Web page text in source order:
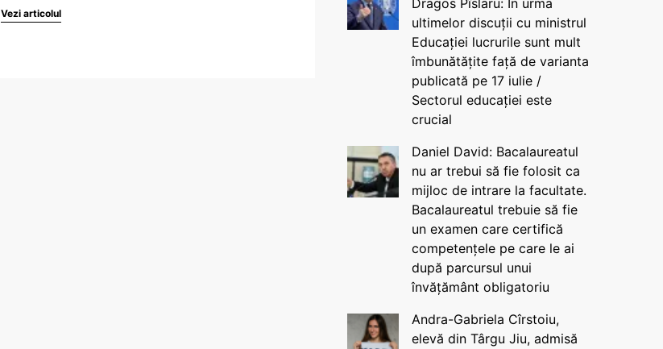
Vezi articolul
Dragos Pîslaru: În urma
ultimelor discuții cu ministrul
Educației lucrurile sunt mult
îmbunătățite față de varianta
publicată pe 17 iulie /
Sectorul educației este
crucial
Daniel David: Bacalaureatul
nu ar trebui să fie folosit ca
mijloc de intrare la facultate.
Bacalaureatul trebuie să fie
un examen care certifică
competențele pe care le ai
după parcursul unui
învățământ obligatoriu
Andra-Gabriela Cîrstoiu,
elevă din Târgu Jiu, admisă